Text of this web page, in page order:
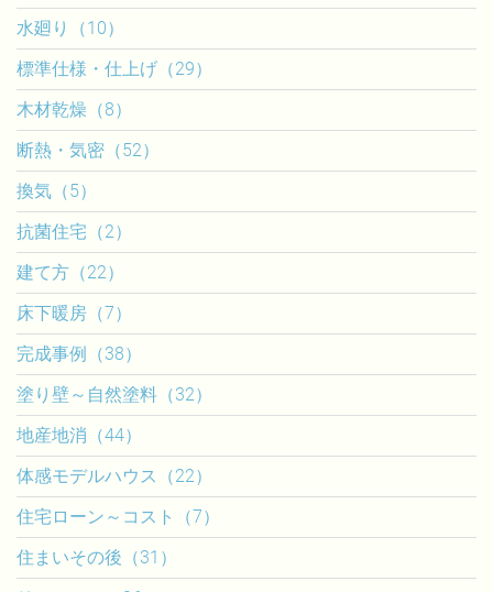
水廻り（10）
標準仕様・仕上げ（29）
木材乾燥（8）
断熱・気密（52）
換気（5）
抗菌住宅（2）
建て方（22）
床下暖房（7）
完成事例（38）
塗り壁～自然塗料（32）
地産地消（44）
体感モデルハウス（22）
住宅ローン～コスト（7）
住まいその後（31）